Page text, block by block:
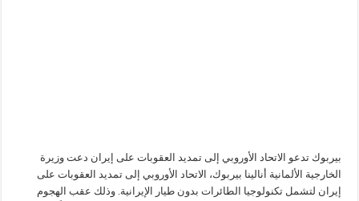
بيربوك تدعو الاتحاد الأوروبي إلى تمديد العقوبات على إيران دعت وزيرة
الخارجية الألمانية أنالينا بيربوك، الاتحاد الأوروبي إلى تمديد العقوبات على
إيران لتشمل تكنولوجيا الطائرات بدون طيار الإيرانية. وذلك عقب الهجوم